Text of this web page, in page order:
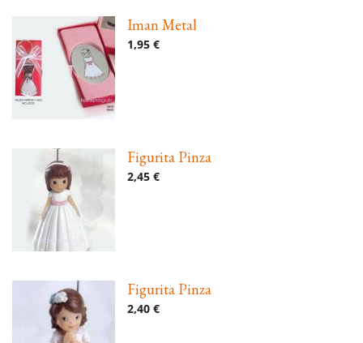
Iman Metal
1,95 €
Figurita Pinza
2,45 €
Figurita Pinza
2,40 €